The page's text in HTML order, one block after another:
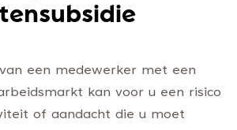
een medewerker met een
kan voor u een risico
of aandacht die u moet